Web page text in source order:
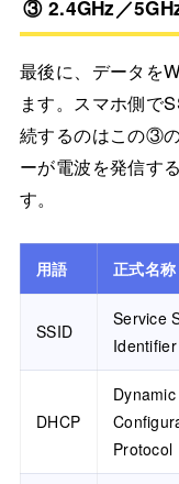
③ 2.4GHz／
最後に、データを
ます。スマホ側で
続するのはこの③
ーが電波を発信す
す。
用語 正式名称
SSID
Service
Identifier
DHCP
Protocol